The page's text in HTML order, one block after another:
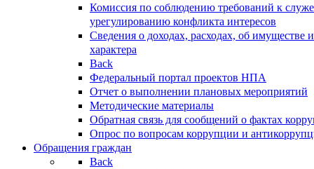
Комиссия по соблюдению требований к
урегулированию конфликта интересов
Сведения о доходах, расходах, об имуществе
характера
Back
Федеральный портал проектов НПА
Отчет о выполнении плановых мероприятий
Методические материалы
Обратная связь для сообщений о фактах
Опрос по вопросам коррупции и
Обращения граждан
Back